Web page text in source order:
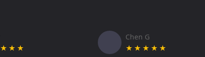
Chen G
★★★★★